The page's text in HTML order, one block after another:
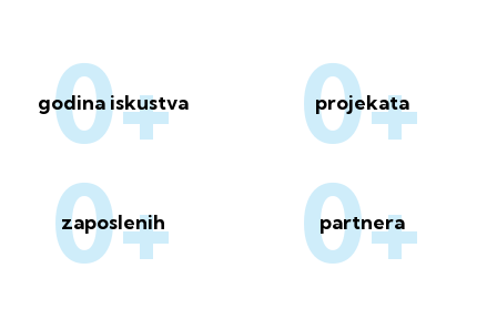
0+
godina iskustva 0+
projekata
0+
zaposlenih 0+
partnera